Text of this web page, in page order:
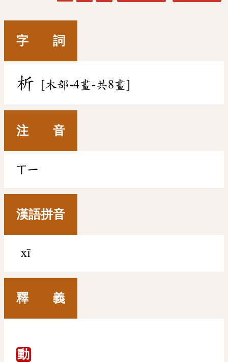
字 詞
析 [木部-4畫-共8畫]
注 音
ㄒㄧ
漢語拼音
xī
釋 義
動